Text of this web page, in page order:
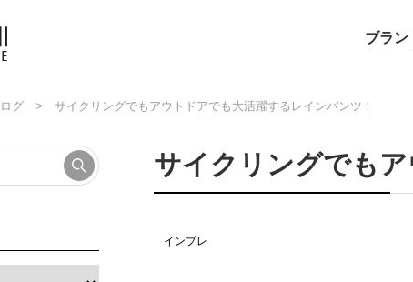
ブラン
自転車 自転車パーツ
ニュース プレスリリース
グ サイクリングでもアウトドアでも大活躍するレインパンツ！
サイクリングでも
インプレ